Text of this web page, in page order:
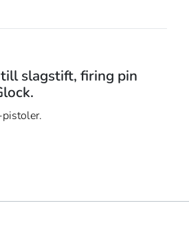
slagstift, firing pin